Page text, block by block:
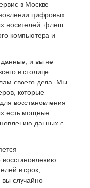
в Москве
цифровых
носителей: флеш
компьютера и
и вы не
в столице
своего дела. Мы
которые
восстановления
есть мощные
данных с
в срок,
вы случайно